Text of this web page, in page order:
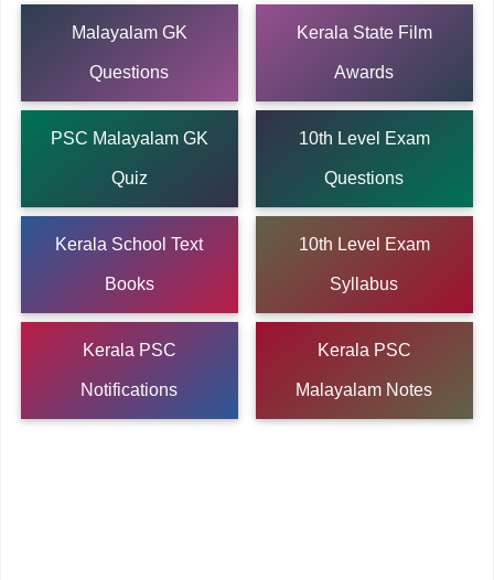
Malayalam GK
Questions
Kerala State Film
Awards
PSC Malayalam GK
Quiz
10th Level Exam
Questions
Kerala School Text
Books
10th Level Exam
Syllabus
Kerala PSC
Notifications
Kerala PSC
Malayalam Notes